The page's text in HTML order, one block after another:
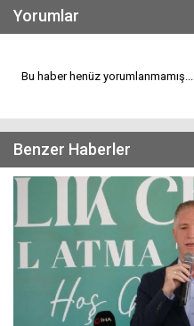
Yorumlar
Bu haber henüz yorumlanmamış...
Benzer Haberler